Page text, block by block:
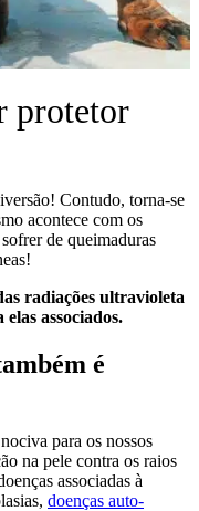
protetor
Contudo, torna-se
acontece com os
de queimaduras
radiações ultravioleta
associados.
é
para os nossos
na pele contra os raios
associadas à
doenças auto-